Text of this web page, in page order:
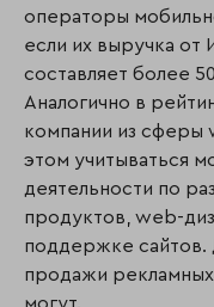
операторы
если их выручка от
составляет более
Аналогично в
компании из сферы
этом учитываться
деятельности по
продуктов, web-
поддержке сайтов.
продажи